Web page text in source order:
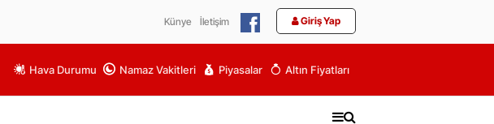
Künye İletişim Giriş Yap
Hava Durumu Namaz Vakitleri Piyasalar Altın Fiyatları